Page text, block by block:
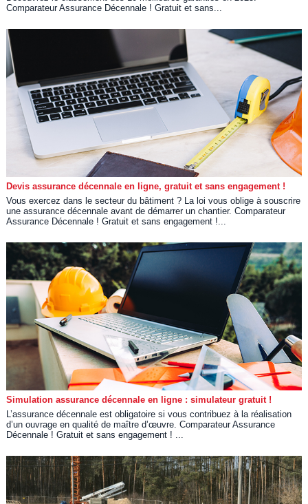
Comparateur Assurance Décennale ! Gratuit et sans...
Devis assurance décennale en ligne, gratuit et sans engagement !
Vous exercez dans le secteur du bâtiment ? La loi vous oblige à souscrire
une assurance décennale avant de démarrer un chantier. Comparateur
Assurance Décennale ! Gratuit et sans engagement !...
Simulation assurance décennale en ligne : simulateur gratuit !
L’assurance décennale est obligatoire si vous contribuez à la réalisation
d’un ouvrage en qualité de maître d’œuvre. Comparateur Assurance
Décennale ! Gratuit et sans engagement ! ...